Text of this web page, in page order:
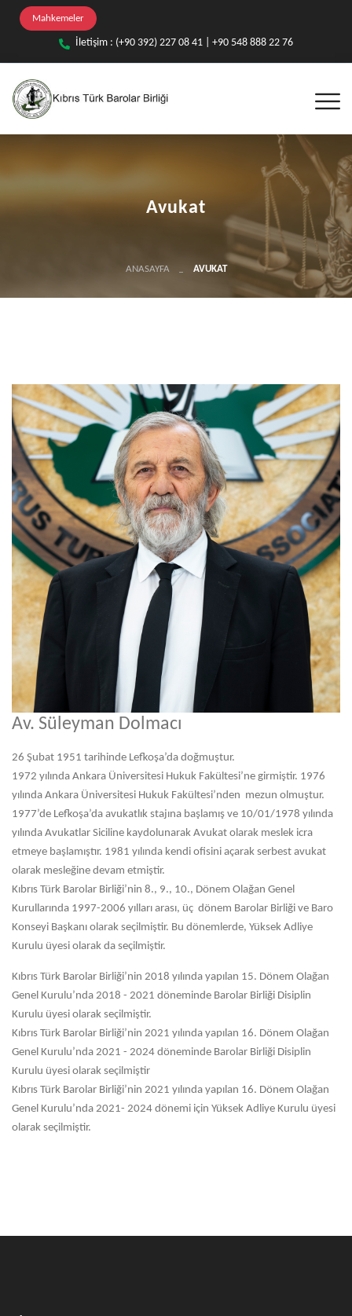
Mahkemeler
İletişim : (+90 392) 227 08 41 | +90 548 888 22 76
Avukat
ANASAYFA AVUKAT
Av. Süleyman Dolmacı
26 Şubat 1951 tarihinde Lefkoşa’da doğmuştur.
1972 yılında Ankara Üniversitesi Hukuk Fakültesi’ne girmiştir. 1976
yılında Ankara Üniversitesi Hukuk Fakültesi’nden mezun olmuştur.
1977’de Lefkoşa’da avukatlık stajına başlamış ve 10/01/1978 yılında
yılında Avukatlar Siciline kaydolunarak Avukat olarak meslek icra
etmeye başlamıştır. 1981 yılında kendi ofisini açarak serbest avukat
olarak mesleğine devam etmiştir.
Kıbrıs Türk Barolar Birliği’nin 8., 9., 10., Dönem Olağan Genel
Kurullarında 1997-2006 yılları arası, üç dönem Barolar Birliği ve Baro
Konseyi Başkanı olarak seçilmiştir. Bu dönemlerde, Yüksek Adliye
Kurulu üyesi olarak da seçilmiştir.
Kıbrıs Türk Barolar Birliği’nin 2018 yılında yapılan 15. Dönem Olağan
Genel Kurulu’nda 2018 - 2021 döneminde Barolar Birliği Disiplin
Kurulu üyesi olarak seçilmiştir.
Kıbrıs Türk Barolar Birliği’nin 2021 yılında yapılan 16. Dönem Olağan
Genel Kurulu’nda 2021 - 2024 döneminde Barolar Birliği Disiplin
Kurulu üyesi olarak seçilmiştir
Kıbrıs Türk Barolar Birliği’nin 2021 yılında yapılan 16. Dönem Olağan
Genel Kurulu’nda 2021- 2024 dönemi için Yüksek Adliye Kurulu üyesi
olarak seçilmiştir.